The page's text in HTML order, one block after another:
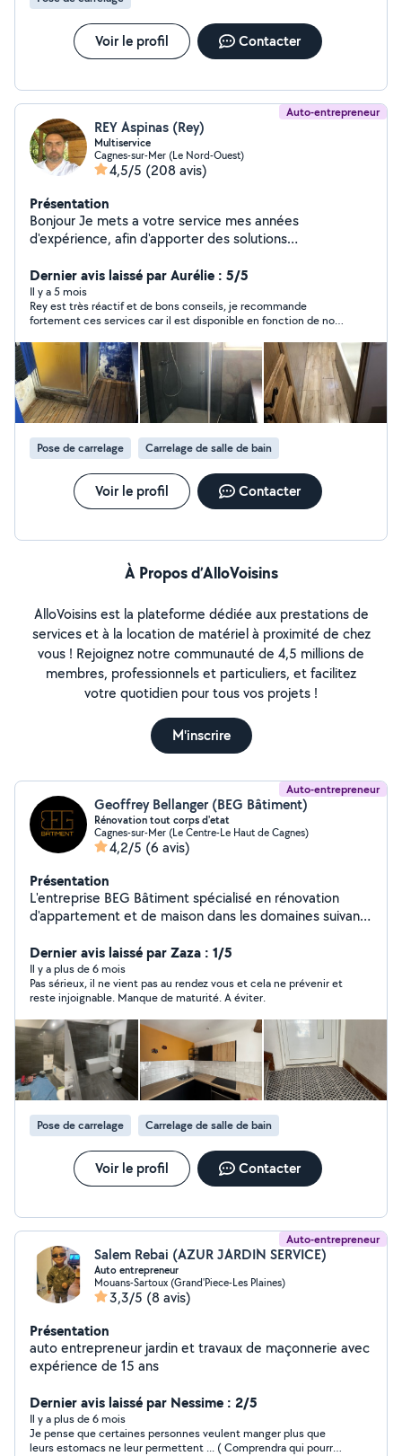
Voir le profil Contacter
Auto-entrepreneur
REY Aspinas (Rey)
Multiservice
Cagnes-sur-Mer (Le Nord-Ouest)
4,5/5 (208 avis)
Présentation
Bonjour Je mets a votre service mes années
d'expérience, afin d'apporter des solutions
Déplacement et devis gratuit Pour plus de
renseignement nous contacter
Dernier avis laissé par Aurélie : 5/5
Il y a 5 mois
Rey est très réactif et de bons conseils, je recommande
fortement ces services car il est disponible en fonction de nos
Pose de carrelage Carrelage de salle de bain
Voir le profil Contacter
À Propos d’AlloVoisins
AlloVoisins est la plateforme dédiée aux prestations de
services et à la location de matériel à proximité de chez
vous ! Rejoignez notre communauté de 4,5 millions de
membres, professionnels et particuliers, et facilitez
votre quotidien pour tous vos projets !
M'inscrire
Auto-entrepreneur
Geoffrey Bellanger (BEG Bâtiment)
Rénovation tout corps d'etat
Cagnes-sur-Mer (Le Centre-Le Haut de Cagnes)
4,2/5 (6 avis)
Présentation
L'entreprise BEG Bâtiment spécialisé en rénovation
d'appartement et de maison dans les domaines suivant :
Cagnes-sur-Mer et serait ravie de vous accompagner
dans vos travaux dans la région des Alpes-Maritimes.
Possibilité de réalisation de plans 2D/3D du rendu final
souhaité par le client. (Logiciel CAO - Autocad - Revit -
Sketchup).
Dernier avis laissé par Zaza : 1/5
Il y a plus de 6 mois
Pas sérieux, il ne vient pas au rendez vous et cela ne prévenir et
reste injoignable. Manque de maturité. A éviter.
Pose de carrelage Carrelage de salle de bain
Voir le profil Contacter
Auto-entrepreneur
Salem Rebai (AZUR JARDIN SERVICE)
Auto entrepreneur
Mouans-Sartoux (Grand'Piece-Les Plaines)
3,3/5 (8 avis)
Présentation
auto entrepreneur jardin et travaux de maçonnerie avec
expérience de 15 ans
Dernier avis laissé par Nessime : 2/5
Il y a plus de 6 mois
Je pense que certaines personnes veulent manger plus que
leurs estomacs ne leur permettent ... ( Comprendra qui pourra